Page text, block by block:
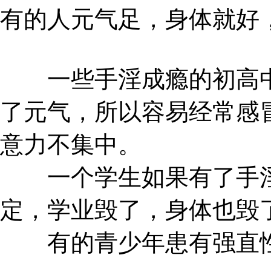
有的人元气足，身体就好
一些手淫成瘾的初高
了元气，所以容易经常
意力不集中。
一个学生如果有了手
定，学业毁了，身体也毁
有的青少年患有强直